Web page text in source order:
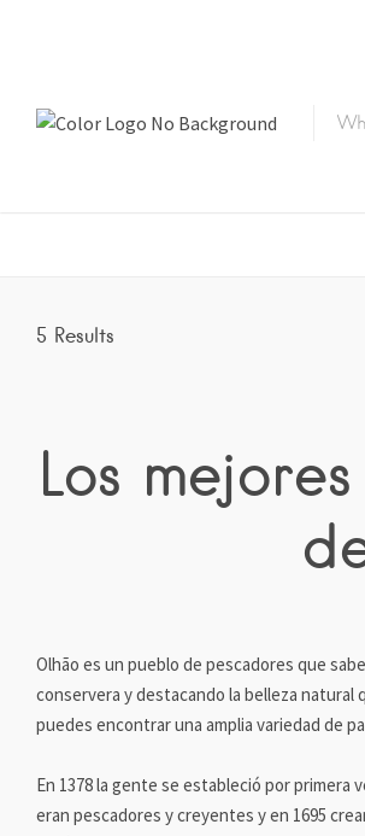
5 Results
Los
Olhão es un pueblo de pescadores que
conservera y destacando la belleza natural
puedes encontrar una amplia variedad de
En 1378 la gente se estableció por primera
eran pescadores y creyentes y en 1695